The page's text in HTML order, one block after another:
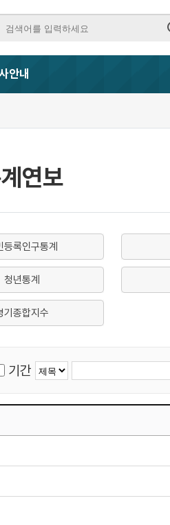
안내
연보
등록인구통계
청년통계
기종합지수
기간